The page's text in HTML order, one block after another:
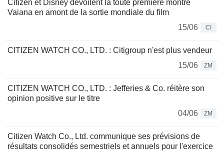
Citizen et Disney dévoilent la toute première montre
Vaiana en amont de la sortie mondiale du film
15/06
CI
CITIZEN WATCH CO., LTD. : Citigroup n'est plus vendeur
15/06
ZM
CITIZEN WATCH CO., LTD. : Jefferies & Co. réitère son
opinion positive sur le titre
04/06
ZM
Citizen Watch Co., Ltd. communique ses prévisions de
résultats consolidés semestriels et annuels pour l'exercice